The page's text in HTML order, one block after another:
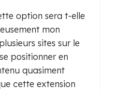
option sera t-elle
mon
sites sur le
positionner en
quasiment
cette extension